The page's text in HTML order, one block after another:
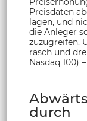
Preisdaten
lagen, und
die Anleger
zuzugreifen.
rasch und
Nasdaq 100)
durch